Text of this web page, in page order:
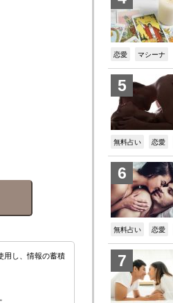
用し、情報の蓄積
恋愛 マシーナ
無料占い 恋愛
無料占い 恋愛